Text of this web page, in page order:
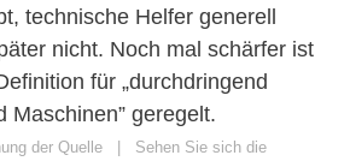
technische Helfer generell
nicht. Noch mal schärfer ist
für „durchdringend
Maschinen” geregelt.
der Quelle | Sehen Sie sich die